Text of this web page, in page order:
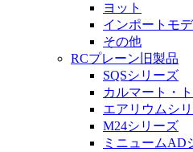
ヨット
インポートモ
その他
RCプレーン旧製品
SQSシリーズ
カルマート・
エアリウムシ
M24シリーズ
ミニュームAD